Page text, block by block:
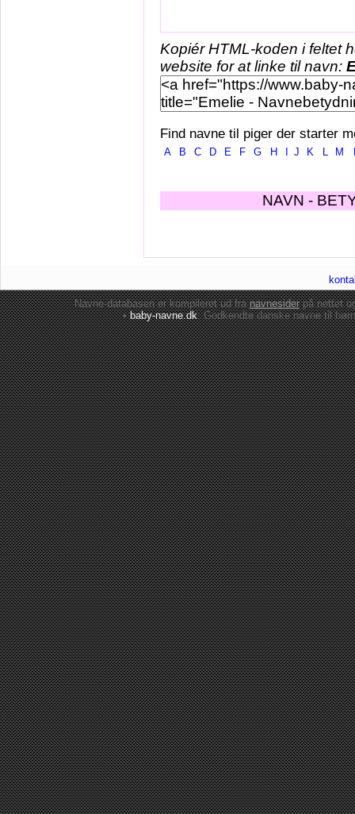
Kopiér HTML-koden i feltet
website for at linke til navn:
Find navne til piger der starter
A B C D E F G H J K L M
NAVN -
Navne-databasen er kompileret ud franavnesiderpå nettet
•baby-navne.dk: Godkendte danskenavne til børn